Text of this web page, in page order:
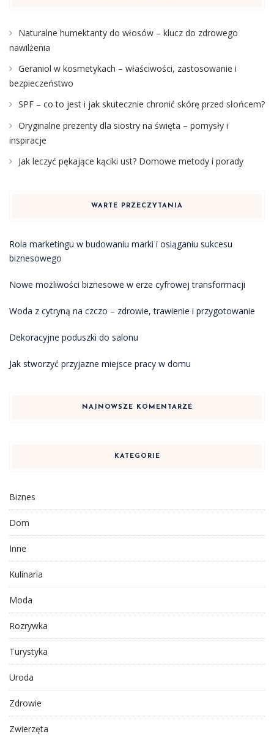
Naturalne humektanty do włosów – klucz do zdrowego
nawilżenia
Geraniol w kosmetykach – właściwości, zastosowanie i
bezpieczeństwo
SPF – co to jest i jak skutecznie chronić skórę przed słońcem?
Oryginalne prezenty dla siostry na święta – pomysły i
inspiracje
Jak leczyć pękające kąciki ust? Domowe metody i porady
WARTE PRZECZYTANIA
Rola marketingu w budowaniu marki i osiąganiu sukcesu
biznesowego
Nowe możliwości biznesowe w erze cyfrowej transformacji
Woda z cytryną na czczo – zdrowie, trawienie i przygotowanie
Dekoracyjne poduszki do salonu
Jak stworzyć przyjazne miejsce pracy w domu
NAJNOWSZE KOMENTARZE
KATEGORIE
Biznes
Dom
Inne
Kulinaria
Moda
Rozrywka
Turystyka
Uroda
Zdrowie
Zwierzęta